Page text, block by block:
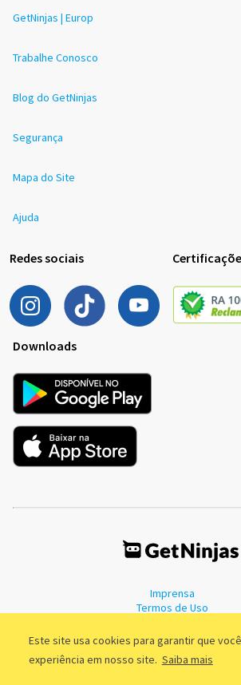
Este site usa cookies para garantir que
experiência em nosso site. Saiba mais
GetNinjas | Europ
Trabalhe Conosco
Blog do GetNinjas
Segurança
Mapa do Site
Ajuda
Redes sociais
Downloads
Imprensa
Termos de Uso